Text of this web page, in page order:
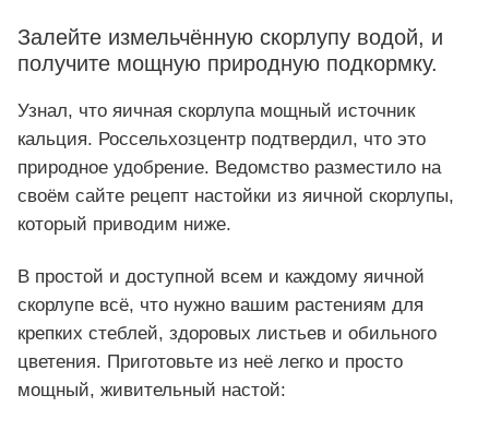
Залейте измельчённую скорлупу водой, и
получите мощную природную подкормку.
Узнал, что яичная скорлупа мощный источник
кальция. Россельхозцентр подтвердил, что это
природное удобрение. Ведомство разместило на
своём сайте рецепт настойки из яичной скорлупы,
который приводим ниже.
В простой и доступной всем и каждому яичной
скорлупе всё, что нужно вашим растениям для
крепких стеблей, здоровых листьев и обильного
цветения. Приготовьте из неё легко и просто
мощный, живительный настой: